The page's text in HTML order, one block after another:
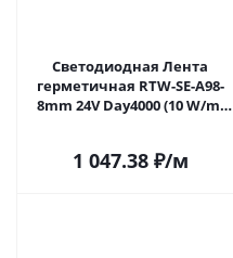
Светодиодная Лента
герметичная RTW-SE-A98-
8mm 24V Day4000 (10 W/m,
1 047.38₽/м